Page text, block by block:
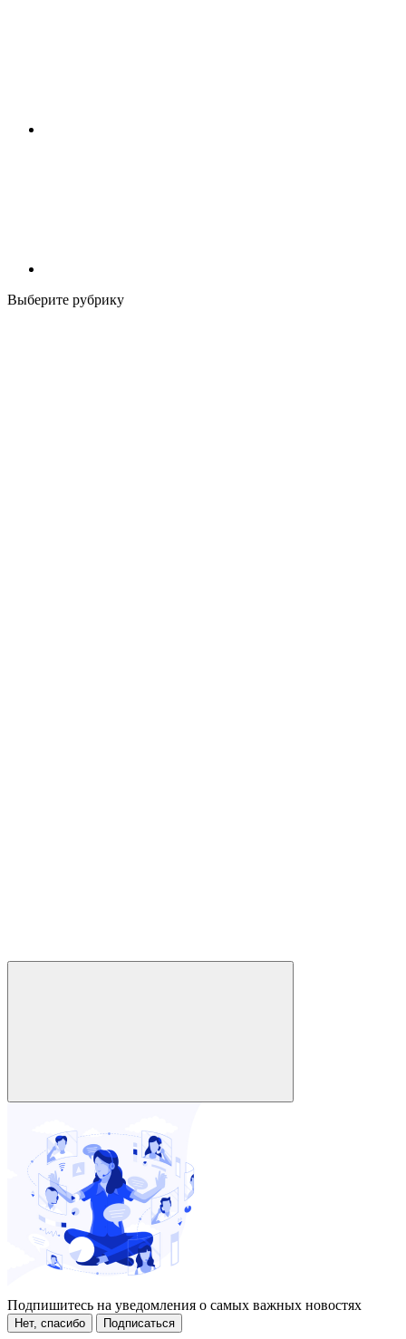
Выберите рубрику
Подпишитесь на уведомления о самых важных новостях
Нет, спасибо Подписаться